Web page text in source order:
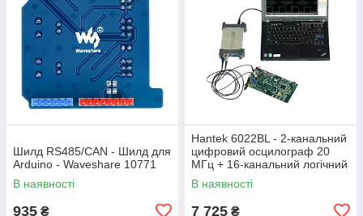
Шилд RS485/CAN - Шилд для
Arduino - Waveshare 10771
В наявності
935 ₴
Hantek 6022BL - 2-канальний
цифровий осцилограф 20
МГц + 16-канальний логічний
аналізатор
В наявності
7 725 ₴